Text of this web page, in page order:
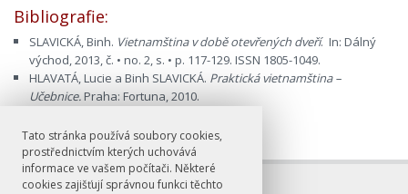
Tato stránka používá soubory cookies,
prostřednictvím kterých uchovává
informace ve vašem počítači. Některé
cookies zajišťují správnou funkci těchto
Bibliografie:
SLAVICKÁ, Binh. Vietnamština v době otevřených dveří. In: Dálný
východ, 2013, č. • no. 2, s. • p. 117-129. ISSN 1805-1049.
HLAVATÁ, Lucie a Binh SLAVICKÁ. Praktická vietnamština –
Učebnice.Praha: Fortuna, 2010.